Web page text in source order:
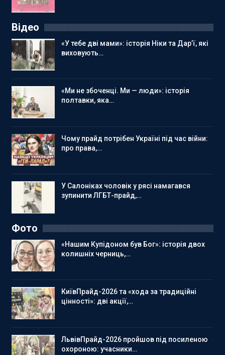
Відео
«У тебе дві мами»: історія Ніки та Дар’ї, які
виховують…
«Ми не збоченці. Ми — люди»: історія
полтавки, яка…
Чому прайд потрібен Україні під час війни:
про права,…
У Салоніках чоловік у рясі намагався
зупинити ЛГБТ-прайд,…
Фото
«Нашим Купідоном був Бог»: історія двох
колишніх черниць,…
КиївПрайд-2026 та «хода за традиційні
цінності»: дві акції,…
ЛьвівПрайд-2026 пройшов під посиленою
охороною: учасники…